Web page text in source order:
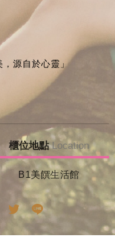
源自於心靈」
櫃位地點 Location
B1美饌生活館